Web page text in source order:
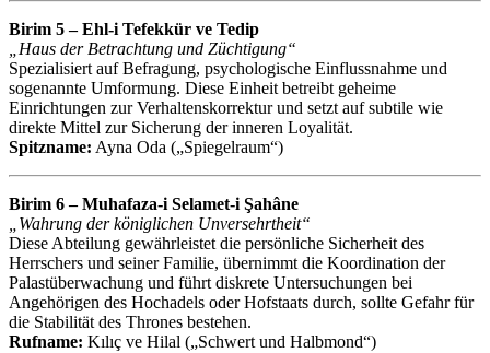
Birim 5 – Ehl-i Tefekkür ve Tedip
„Haus der Betrachtung und Züchtigung“
Spezialisiert auf Befragung, psychologische Einflussnahme und
sogenannte Umformung. Diese Einheit betreibt geheime
Einrichtungen zur Verhaltenskorrektur und setzt auf subtile wie
direkte Mittel zur Sicherung der inneren Loyalität.
Spitzname: Ayna Oda („Spiegelraum“)
Birim 6 – Muhafaza-i Selamet-i Şahâne
„Wahrung der königlichen Unversehrtheit“
Diese Abteilung gewährleistet die persönliche Sicherheit des
Herrschers und seiner Familie, übernimmt die Koordination der
Palastüberwachung und führt diskrete Untersuchungen bei
Angehörigen des Hochadels oder Hofstaats durch, sollte Gefahr für
die Stabilität des Thrones bestehen.
Rufname: Kılıç ve Hilal („Schwert und Halbmond“)